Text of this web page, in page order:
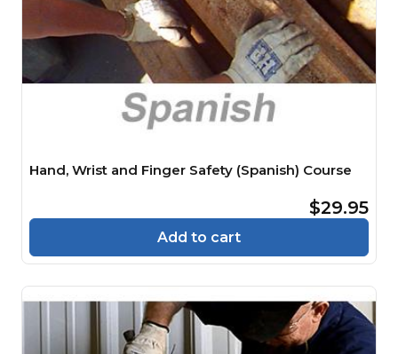
Hand, Wrist and Finger Safety (Spanish) Course
$29.95
Add to cart